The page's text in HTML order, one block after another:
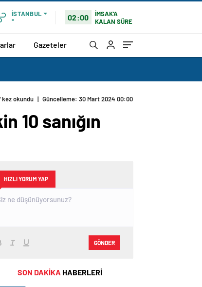
İSTANBUL
°
02:00
İMSAK'A
KALAN SÜRE
Gazeteler
kez okundu | Güncelleme: 30 Mart 2024 00:00
10 sanığın
HIZLI YORUM YAP
GÖNDER
SON DAKİKA HABERLERİ